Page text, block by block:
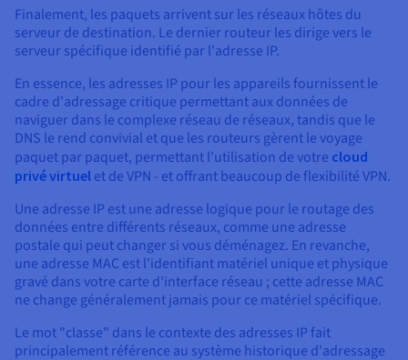
Finalement, les paquets arrivent sur les réseaux hôtes du
serveur de destination. Le dernier routeur les dirige vers le
serveur spécifique identifié par l'adresse IP.
En essence, les adresses IP pour les appareils fournissent le
cadre d'adressage critique permettant aux données de
naviguer dans le complexe réseau de réseaux, tandis que le
DNS le rend convivial et que les routeurs gèrent le voyage
paquet par paquet, permettant l'utilisation de votre cloud
privé virtuel et de VPN - et offrant beaucoup de flexibilité VPN.
Une adresse IP est une adresse logique pour le routage des
données entre différents réseaux, comme une adresse
postale qui peut changer si vous déménagez. En revanche,
une adresse MAC est l'identifiant matériel unique et physique
gravé dans votre carte d'interface réseau ; cette adresse MAC
ne change généralement jamais pour ce matériel spécifique.
Le mot "classe" dans le contexte des adresses IP fait
principalement référence au système historique d'adressage